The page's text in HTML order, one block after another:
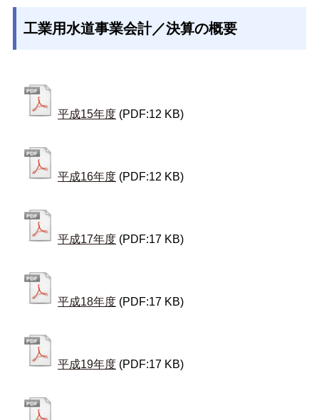
工業用水道事業会計／決算の概要
平成15年度 (PDF:12 KB)
平成16年度 (PDF:12 KB)
平成17年度 (PDF:17 KB)
平成18年度 (PDF:17 KB)
平成19年度 (PDF:17 KB)